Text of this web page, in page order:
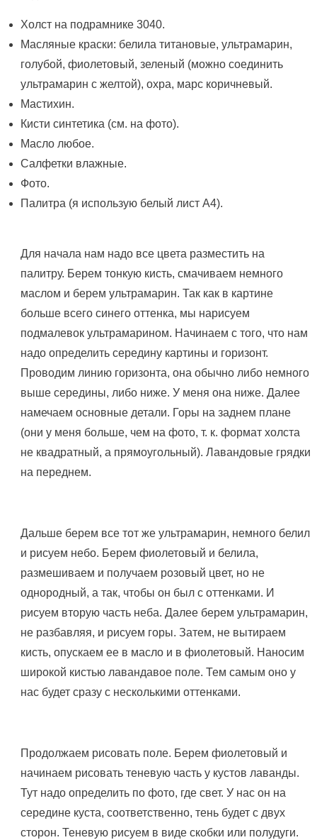
Холст на подрамнике 3040.
Масляные краски: белила титановые, ультрамарин,
голубой, фиолетовый, зеленый (можно соединить
ультрамарин с желтой), охра, марс коричневый.
Мастихин.
Кисти синтетика (см. на фото).
Масло любое.
Салфетки влажные.
Фото.
Палитра (я использую белый лист А4).
Для начала нам надо все цвета разместить на
палитру. Берем тонкую кисть, смачиваем немного
маслом и берем ультрамарин. Так как в картине
больше всего синего оттенка, мы нарисуем
подмалевок ультрамарином. Начинаем с того, что нам
надо определить середину картины и горизонт.
Проводим линию горизонта, она обычно либо немного
выше середины, либо ниже. У меня она ниже. Далее
намечаем основные детали. Горы на заднем плане
(они у меня больше, чем на фото, т. к. формат холста
не квадратный, а прямоугольный). Лавандовые грядки
на переднем.
Дальше берем все тот же ультрамарин, немного белил
и рисуем небо. Берем фиолетовый и белила,
размешиваем и получаем розовый цвет, но не
однородный, а так, чтобы он был с оттенками. И
рисуем вторую часть неба. Далее берем ультрамарин,
не разбавляя, и рисуем горы. Затем, не вытираем
кисть, опускаем ее в масло и в фиолетовый. Наносим
широкой кистью лавандавое поле. Тем самым оно у
нас будет сразу с несколькими оттенками.
Продолжаем рисовать поле. Берем фиолетовый и
начинаем рисовать теневую часть у кустов лаванды.
Тут надо определить по фото, где свет. У нас он на
середине куста, соответственно, тень будет с двух
сторон. Теневую рисуем в виде скобки или полудуги.